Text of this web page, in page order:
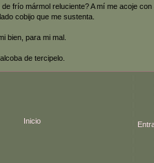
frío mármol reluciente? A mí me acoje con
cobijo que me sustenta.
bien, para mi mal.
de tercipelo.
Inicio